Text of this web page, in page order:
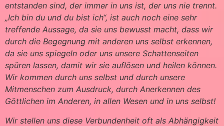
entstanden sind, der immer in uns ist, der uns nie trennt.
„Ich bin du und du bist ich“, ist auch noch eine sehr
treffende Aussage, da sie uns bewusst macht, dass wir
durch die Begegnung mit anderen uns selbst erkennen,
da sie uns spiegeln oder uns unsere Schattenseiten
spüren lassen, damit wir sie auflösen und heilen können.
Wir kommen durch uns selbst und durch unsere
Mitmenschen zum Ausdruck, durch Anerkennen des
Göttlichen im Anderen, in allen Wesen und in uns selbst!
Wir stellen uns diese Verbundenheit oft als Abhängigkeit